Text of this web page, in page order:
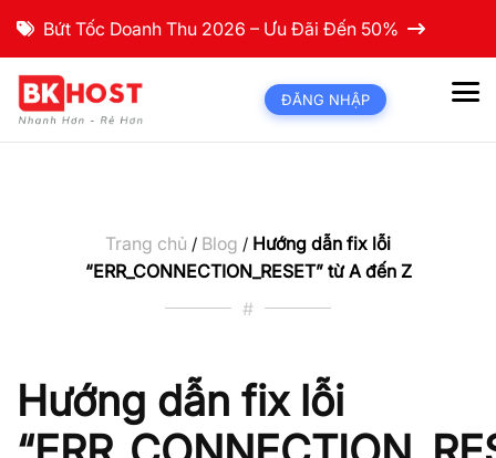
Bứt Tốc Doanh Thu 2026 – Ưu Đãi Đến 50%
ĐĂNG NHẬP
Trang chủ / Blog / Hướng dẫn fix lỗi
“ERR_CONNECTION_RESET” từ A đến Z
#
Hướng dẫn fix lỗi